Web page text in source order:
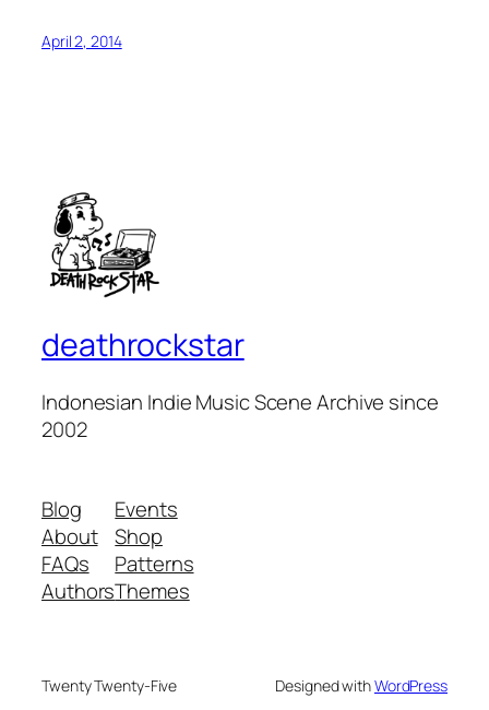
April 2, 2014
deathrockstar
Indonesian Indie Music Scene Archive since
2002
Blog
About
FAQs
Authors
Events
Shop
Patterns
Themes
Twenty Twenty-Five Designed withWordPress